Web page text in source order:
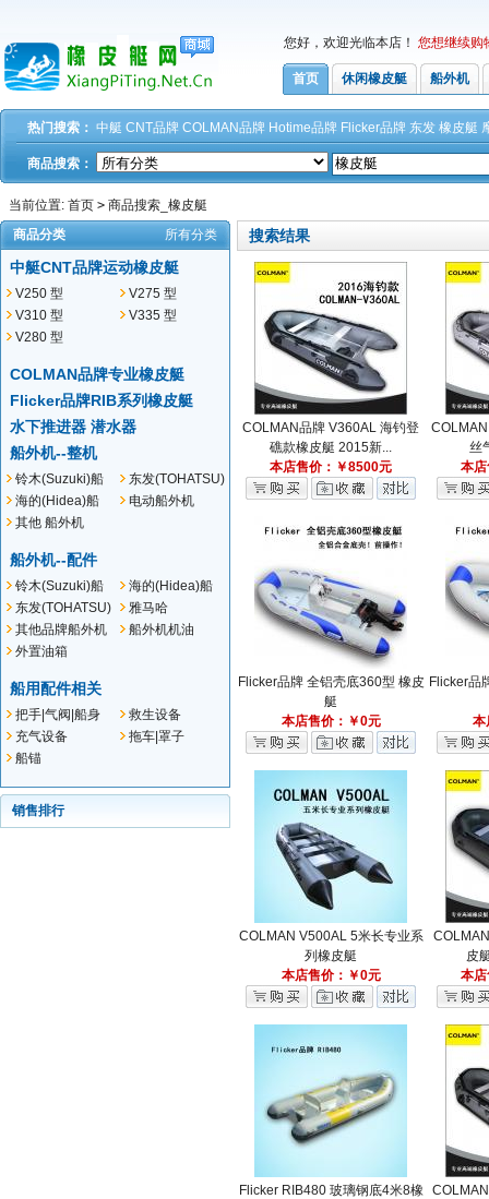
您好，欢迎光临本店！ 您想继续购
首页 休闲橡皮艇 船外机
热门搜索： 中艇 CNT品牌 COLMAN品牌 Hotime品牌 Flicker品牌 东发 橡皮艇
商品搜索：
当前位置: 首页 > 商品搜索_橡皮艇
商品分类
所有分类
中艇CNT品牌运动橡皮艇
V250 型
V275 型
V310 型
V335 型
V280 型
COLMAN品牌专业橡皮艇
Flicker品牌RIB系列橡皮艇
水下推进器 潜水器
船外机--整机
铃木(Suzuki)船
外机
东发(TOHATSU)
船外机
海的(Hidea)船
外机
电动船外机
其他 船外机
船外机--配件
铃木(Suzuki)船
外机--配件
海的(Hidea)船
外机--配件
东发(TOHATSU)
船外机--配件
雅马哈
(YAMAHA)船外
其他品牌船外机
配件
船外机机油
外置油箱
船用配件相关
把手|气阀|船身
贴件
救生设备
充气设备
拖车|罩子
船锚
销售排行
搜索结果
COLMAN品牌 V360AL 海钓登
礁款橡皮艇 2015新...
本店售价：￥8500元
丝
本
Flicker品牌 全铝壳底360型 橡皮
艇
本店售价：￥0元
Flicker品
本
COLMAN V500AL 5米长专业系
列橡皮艇
本店售价：￥0元
皮
本
Flicker RIB480 玻璃钢底4米8橡